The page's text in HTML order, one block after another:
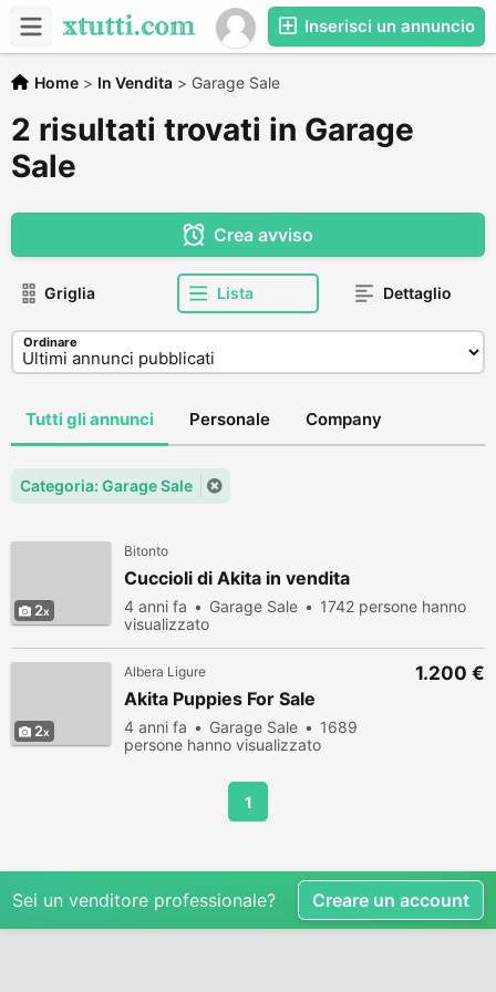
Inserisci un annuncio
Home > In Vendita > Garage Sale
2 risultati trovati in Garage
Sale
Crea avviso
Griglia Lista Dettaglio
Ordinare
Tutti gli annunci Personale Company
Categoria: Garage Sale
2
Bitonto
Cuccioli di Akita in vendita
4 anni fa Garage Sale
1742 persone hanno
visualizzato
2
Albera Ligure
Akita Puppies For Sale
4 anni fa Garage Sale
1689
persone hanno visualizzato
1.200 €
1
Sei un venditore professionale? Creare un account